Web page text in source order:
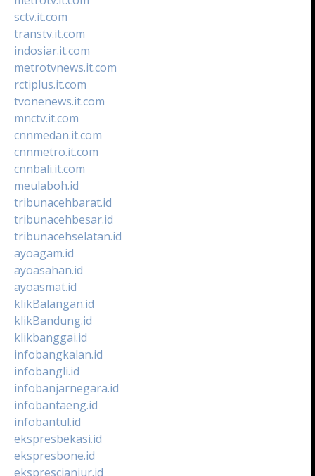
sctv.it.com
transtv.it.com
indosiar.it.com
metrotvnews.it.com
rctiplus.it.com
tvonenews.it.com
mnctv.it.com
cnnmedan.it.com
cnnmetro.it.com
cnnbali.it.com
meulaboh.id
tribunacehbarat.id
tribunacehbesar.id
tribunacehselatan.id
ayoagam.id
ayoasahan.id
ayoasmat.id
klikBalangan.id
klikBandung.id
klikbanggai.id
infobangkalan.id
infobangli.id
infobanjarnegara.id
infobantaeng.id
infobantul.id
ekspresbekasi.id
ekspresbone.id
eksprescianjur.id